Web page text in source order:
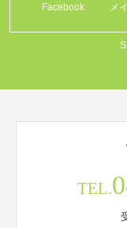
Facebook メ
TEL.